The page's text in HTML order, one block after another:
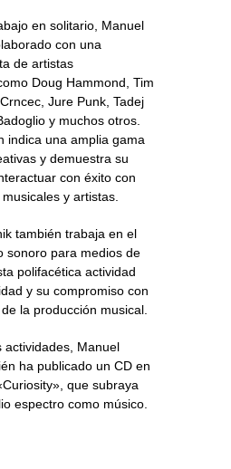
en solitario, Manuel
con una
de artistas
Doug Hammond, Tim
Jure Punk, Tadej
y muchos otros.
indica una amplia gama
y demuestra su
con éxito con
y artistas.
también trabaja en el
sonoro para medios de
polifacética actividad
y su compromiso con
la producción musical.
actividades, Manuel
ha publicado un CD en
que subraya
espectro como músico.